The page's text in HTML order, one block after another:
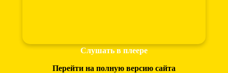
Слушать в плеере
Перейти на полную версию сайта